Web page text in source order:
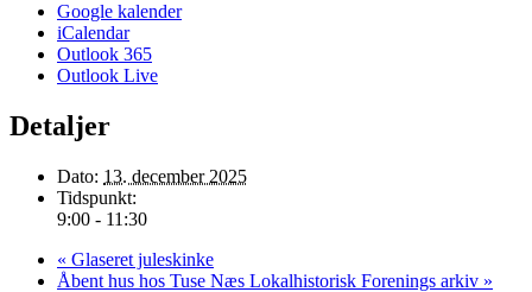
Google kalender
iCalendar
Outlook 365
Outlook Live
Detaljer
Dato: 13. december 2025
Tidspunkt:
9:00 - 11:30
« Glaseret juleskinke
Åbent hus hos Tuse Næs Lokalhistorisk Forenings arkiv »